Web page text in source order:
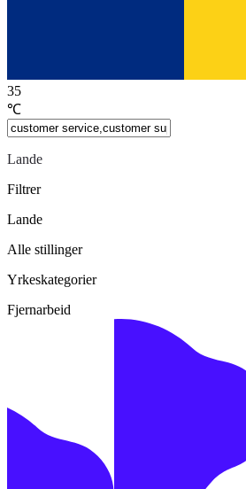
35
℃
Lande
Filtrer
Lande
Alle stillinger
Yrkeskategorier
Fjernarbeid